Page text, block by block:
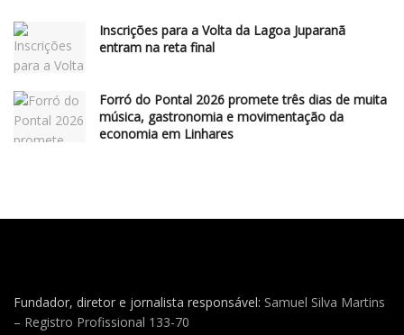
Inscrições para a Volta da Lagoa Juparanã
entram na reta final
Forró do Pontal 2026 promete três dias de muita
música, gastronomia e movimentação da
economia em Linhares
Fundador, diretor e jornalista responsável: Samuel Silva Martins
– Registro Profissional 133-70